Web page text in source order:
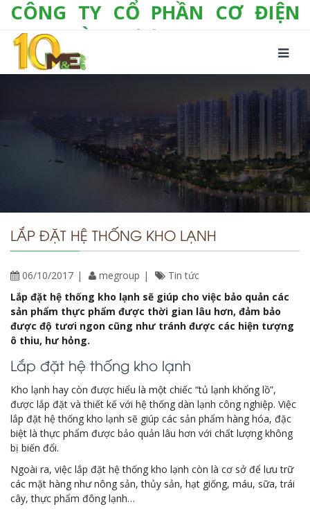
CÔNG TY CỔ PHẦN CƠ ĐIỆN
LẠNH VÀ THƯƠNG MẠI M&E
Số 10/357 Tam Trinh, P. Hoàng Văn Thụ, Q.
Hoàng Mai, TP. Hà Nội
Fax: +(84-24) 3 632 1297
Email: info@megroup.vn Website: www.megroup.vn
LẮP ĐẶT HỆ THỐNG KHO LẠNH
06/10/2017 megroup
Tin tức
Lắp đặt hệ thống kho lạnh sẽ giúp cho việc bảo quản các
sản phẩm thực phẩm được thời gian lâu hơn, đảm bảo
được độ tươi ngon cũng như tránh được các hiện tượng
ô thiu, hư hỏng.
Lắp đặt hệ thống kho lạnh
Kho lạnh hay còn được hiểu là một chiếc “tủ lạnh khổng lồ”,
được lắp đặt và thiết kế với hệ thống dàn lạnh công nghiệp. Việc
lắp đặt hệ thống kho lạnh sẽ giúp các sản phẩm hàng hóa, đặc
biệt là thực phẩm được bảo quản lâu hơn với chất lượng không
bị biến đổi.
Ngoài ra, việc lắp đặt hệ thống kho lạnh còn là cơ sở để lưu trữ
các mặt hàng như nông sản, thủy sản, hạt giống, máu, sữa, trái
cây, thực phẩm đông lạnh…